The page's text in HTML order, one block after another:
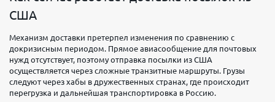
США
Механизм доставки претерпел изменения по сравнению с
докризисным периодом. Прямое авиасообщение для почтовых
нужд отсутствует, поэтому отправка посылки из США
осуществляется через сложные транзитные маршруты. Грузы
следуют через хабы в дружественных странах, где происходит
перегрузка и дальнейшая транспортировка в Россию.